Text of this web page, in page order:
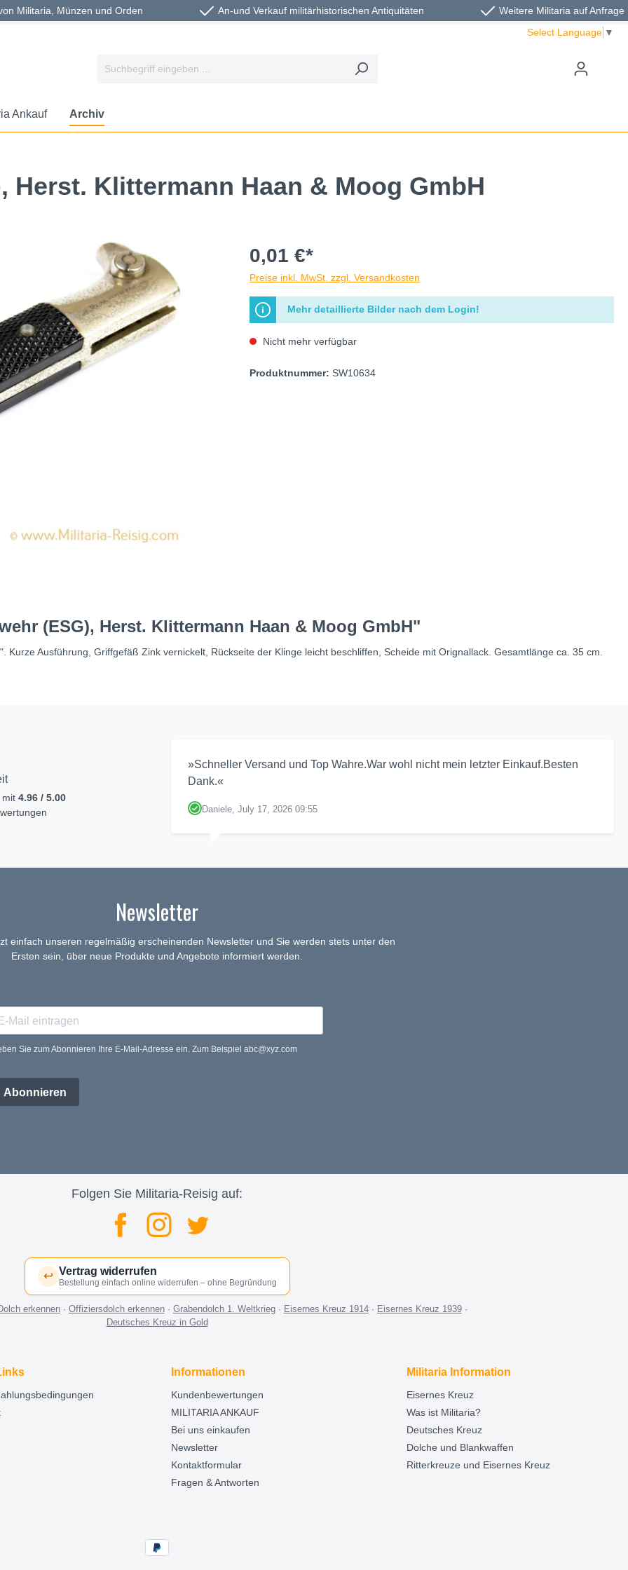
Militaria, Münzen und Orden An-und Verkauf militärhistorischen Antiquitäten
Weitere Militaria auf Anfrage
Select Language ▼
Ankauf Archiv
Herst. Klittermann Haan & Moog GmbH
0,01 €*
Preise inkl. MwSt. zzgl. Versandkosten
Mehr detaillierte Bilder nach dem Login!
Nicht mehr verfügbar
Produktnummer: SW10634
(ESG), Herst. Klittermann Haan & Moog GmbH"
Ausführung, Griffgefäß Zink vernickelt, Rückseite der Klinge leicht beschliffen, Scheide mit Orignallack. Gesamtlänge ca. 35 cm.
mit 4.96 / 5.00
»Schneller Versand und Top Wahre.War wohl nicht mein letzter Einkauf.Besten
Dank.«
Daniele, July 17, 2026 09:55
Newsletter
einfach unseren regelmäßig erscheinenden Newsletter und Sie werden stets unter den
Ersten sein, über neue Produkte und Angebote informiert werden.
Sie zum Abonnieren Ihre E-Mail-Adresse ein. Zum Beispiel abc@xyz.com
Abonnieren
Folgen Sie Militaria-Reisig auf:
↩ Vertrag widerrufen
Bestellung einfach online widerrufen – ohne Begründung
erkennen· Offiziersdolch erkennen· Grabendolch 1. Weltkrieg· Eisernes Kreuz 1914· Eisernes Kreuz 1939·
Deutsches Kreuz in Gold
Informationen
Kundenbewertungen
MILITARIA ANKAUF
Bei uns einkaufen
Newsletter
Kontaktformular
Fragen & Antworten
Militaria Information
Eisernes Kreuz
Was ist Militaria?
Deutsches Kreuz
Dolche und Blankwaffen
Ritterkreuze und Eisernes Kreuz